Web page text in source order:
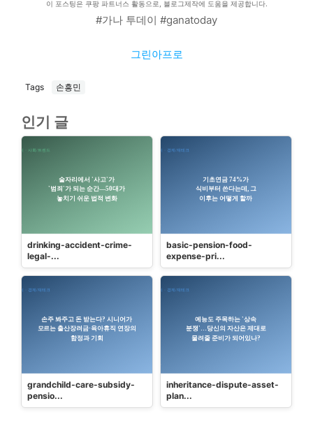
이 포스팅은 쿠팡 파트너스 활동으로, 블로그제작에 도움을 제공합니다.
#가나 투데이 #ganatoday
그린아프로
Tags 손흥민
인기 글
drinking-accident-crime-
legal-...
basic-pension-food-
expense-pri...
grandchild-care-subsidy-
pensio...
inheritance-dispute-asset-
plan...